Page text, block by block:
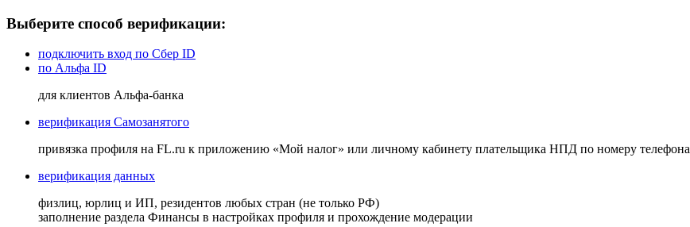
Выберите способ верификации:
подключить вход по Сбер ID
по Альфа ID
для клиентов Альфа-банка
верификация Самозанятого
привязка профиля на FL.ru к приложению «Мой налог» или личному кабинету плательщика НПД по номеру телефона
верификация данных
физлиц, юрлиц и ИП, резидентов любых стран (не только РФ)
заполнение раздела Финансы в настройках профиля и прохождение модерации